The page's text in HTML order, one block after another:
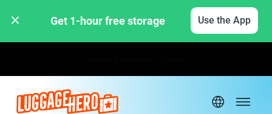
Get 1-hour free storage Use the App